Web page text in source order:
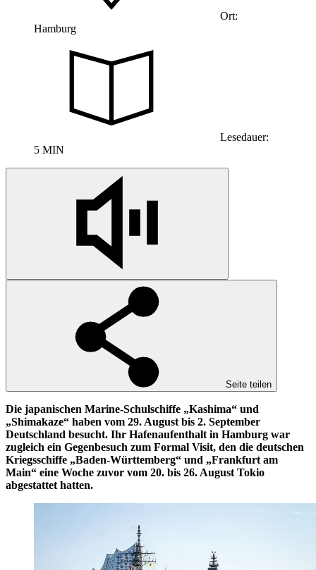
Ort:
Hamburg
Lesedauer:
5 MIN
Seite teilen
Die japanischen Marine-Schulschiffe „Kashima“ und
„Shimakaze“ haben vom 29. August bis 2. September
Deutschland besucht. Ihr Hafenaufenthalt in Hamburg war
zugleich ein Gegenbesuch zum Formal Visit, den die deutschen
Kriegsschiffe „Baden-Württemberg“ und „Frankfurt am
Main“ eine Woche zuvor vom 20. bis 26. August Tokio
abgestattet hatten.